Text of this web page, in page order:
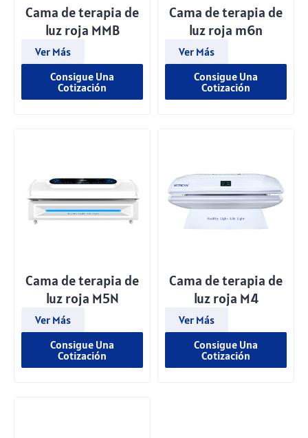
Cama de terapia de
luz roja MMB
Ver Más
Consigue Una
Cotización
Cama de terapia de
luz roja m6n
Ver Más
Consigue Una
Cotización
Cama de terapia de
luz roja M5N
Ver Más
Consigue Una
Cotización
Cama de terapia de
luz roja M4
Ver Más
Consigue Una
Cotización